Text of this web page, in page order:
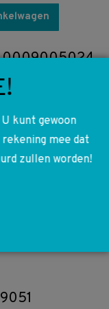
W205 W213
W253
W910
kunt gewoon
mee dat
zullen worden!